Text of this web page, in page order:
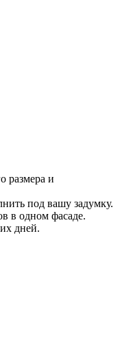
размера и
под вашу задумку.
в одном фасаде.
дней.